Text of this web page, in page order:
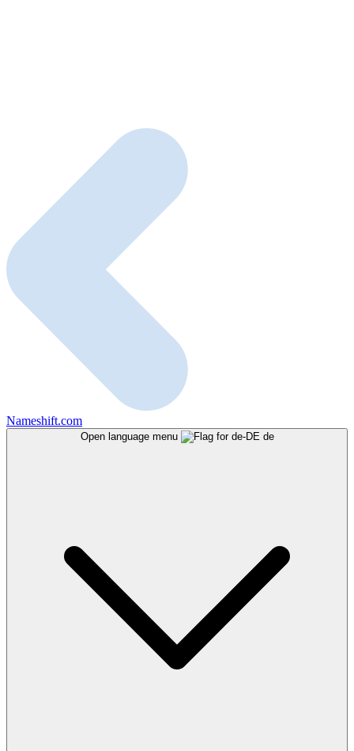
Nameshift.com
Open language menu de